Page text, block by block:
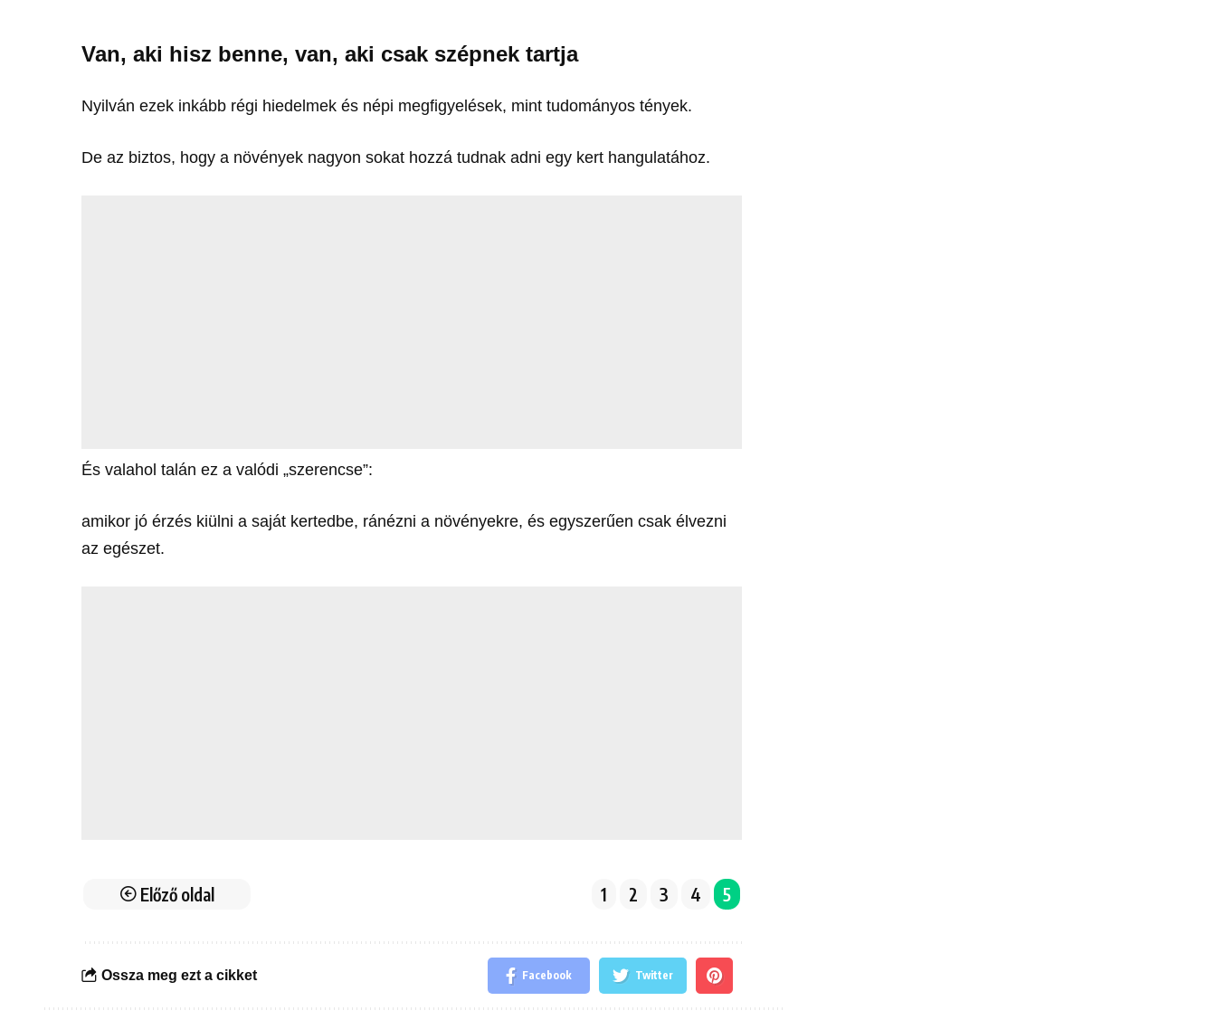
Van, aki hisz benne, van, aki csak szépnek tartja
Nyilván ezek inkább régi hiedelmek és népi megfigyelések, mint tudományos tények.
De az biztos, hogy a növények nagyon sokat hozzá tudnak adni egy kert hangulatához.
És valahol talán ez a valódi „szerencse”:
amikor jó érzés kiülni a saját kertedbe, ránézni a növényekre, és egyszerűen csak élvezni
az egészet.
Előző oldal 1 2 3 4 5
Ossza meg ezt a cikket Facebook Twitter